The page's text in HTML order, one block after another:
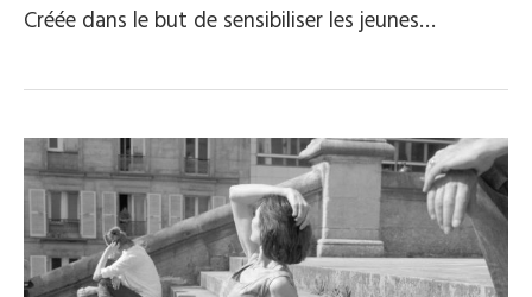
Créée dans le but de sensibiliser les jeunes…